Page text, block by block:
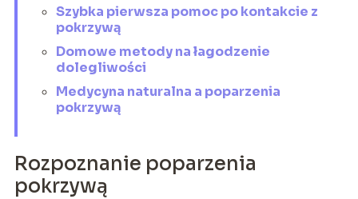
Szybka pierwsza pomoc po kontakcie z
pokrzywą
Domowe metody na łagodzenie
dolegliwości
Medycyna naturalna a poparzenia
pokrzywą
Rozpoznanie poparzenia
pokrzywą